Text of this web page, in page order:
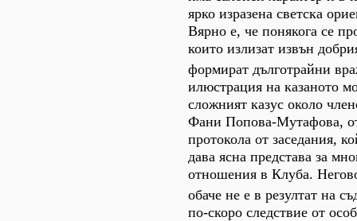
ярко изразена светска
Вярно е, че понякога се
които излизат извън
формират дълготрайни
илюстрация на казаното
сложният казус около
Фани Попова-Мутафова,
протокола от заседания,
дава ясна представа за
отношения в Клуба.
обаче не е в резултат на
по-скоро следствие от